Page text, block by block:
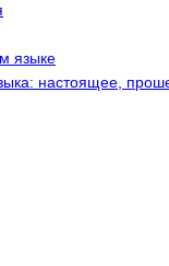
языке
настоящее,